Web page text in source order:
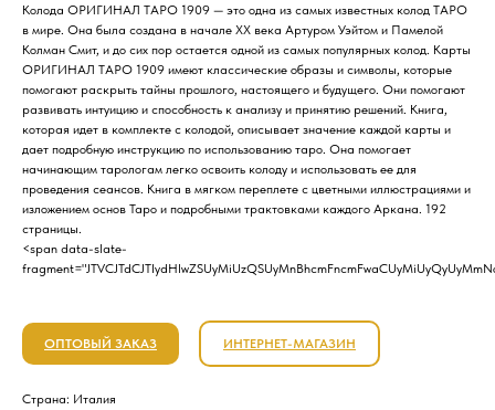
Колода ОРИГИНАЛ ТАРО 1909 — это одна из самых известных колод ТАРО
в мире. Она была создана в начале XX века Артуром Уэйтом и Памелой
Колман Смит, и до сих пор остается одной из самых популярных колод. Карты
ОРИГИНАЛ ТАРО 1909 имеют классические образы и символы, которые
помогают раскрыть тайны прошлого, настоящего и будущего. Они помогают
развивать интуицию и способность к анализу и принятию решений. Книга,
которая идет в комплекте с колодой, описывает значение каждой карты и
дает подробную инструкцию по использованию таро. Она помогает
начинающим тарологам легко освоить колоду и использовать ее для
проведения сеансов. Книга в мягком переплете с цветными иллюстрациями и
изложением основ Таро и подробными трактовками каждого Аркана. 192
страницы.
<span data-slate-
ОПТОВЫЙ ЗАКАЗ ИНТЕРНЕТ-МАГАЗИН
Страна: Италия